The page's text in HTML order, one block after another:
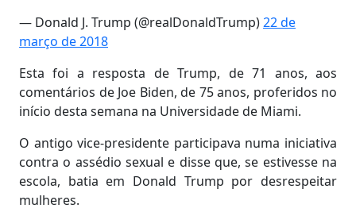
— Donald J. Trump (@realDonaldTrump)22 de
março de 2018
Esta foi a resposta de Trump, de 71 anos, aos
comentários de Joe Biden, de 75 anos, proferidos no
início desta semana na Universidade de Miami.
O antigo vice-presidente participava numa iniciativa
contra o assédio sexual e disse que, se estivesse na
escola, batia em Donald Trump por desrespeitar
mulheres.